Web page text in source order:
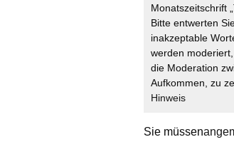
Monatszeitschrift
Bitte entwerten
inakzeptable
werden
die Moderation
Aufkommen, zu
Hinweis
Sie müssen